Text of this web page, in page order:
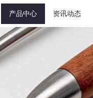
产品中心 资讯动态